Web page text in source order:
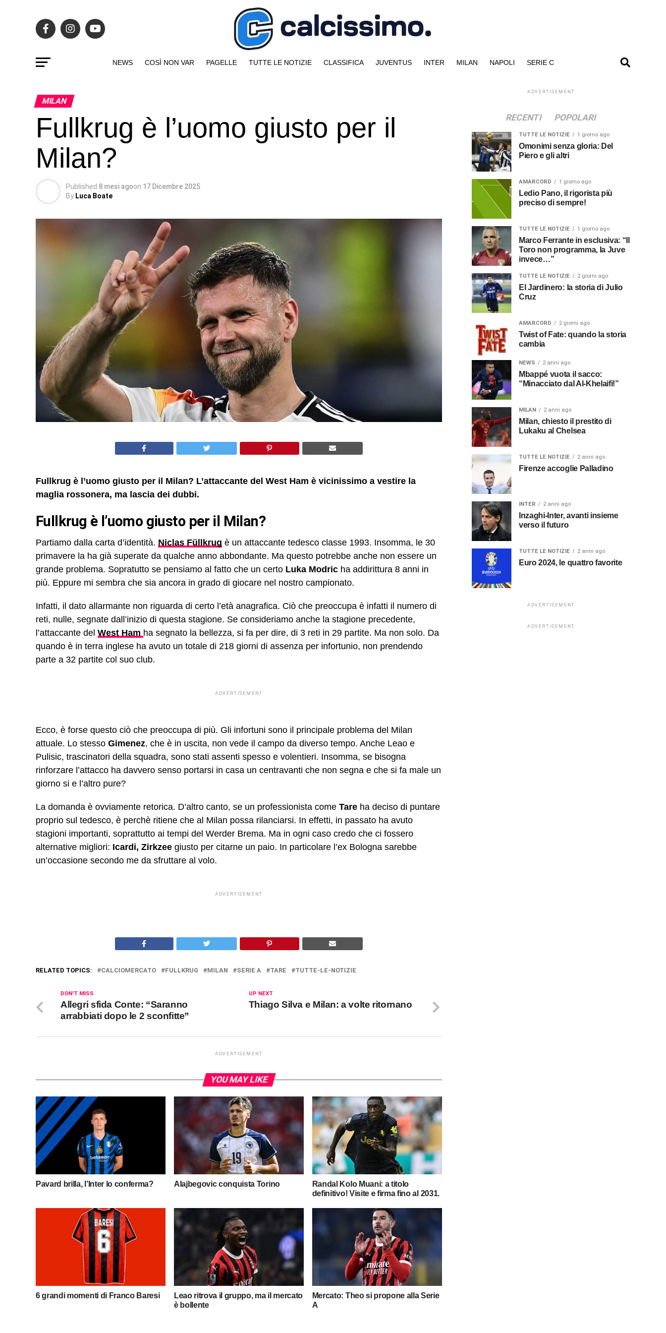
NEWS COSÌ NON VAR PAGELLE TUTTE LE NOTIZIE CLASSIFICA JUVENTUS INTER MILAN NAPOLI SERIE C
MILAN
Fullkrug è l’uomo giusto per il
Milan?
Published 8 mesi agoon 17 Dicembre 2025
By Luca Boate
Fullkrug è l’uomo giusto per il Milan? L’attaccante del West Ham è vicinissimo a vestire la
maglia rossonera, ma lascia dei dubbi.
Fullkrug è l’uomo giusto per il Milan?
Partiamo dalla carta d’identità. Niclas Füllkrug è un attaccante tedesco classe 1993. Insomma, le 30
primavere la ha già superate da qualche anno abbondante. Ma questo potrebbe anche non essere un
grande problema. Sopratutto se pensiamo al fatto che un certo Luka Modric ha addirittura 8 anni in
più. Eppure mi sembra che sia ancora in grado di giocare nel nostro campionato.
Infatti, il dato allarmante non riguarda di certo l’età anagrafica. Ciò che preoccupa è infatti il numero di
reti, nulle, segnate dall’inizio di questa stagione. Se consideriamo anche la stagione precedente,
l’attaccante del West Ham ha segnato la bellezza, si fa per dire, di 3 reti in 29 partite. Ma non solo. Da
quando è in terra inglese ha avuto un totale di 218 giorni di assenza per infortunio, non prendendo
parte a 32 partite col suo club.
ADVERTISEMENT
Ecco, è forse questo ciò che preoccupa di più. Gli infortuni sono il principale problema del Milan
attuale. Lo stesso Gimenez, che è in uscita, non vede il campo da diverso tempo. Anche Leao e
Pulisic, trascinatori della squadra, sono stati assenti spesso e volentieri. Insomma, se bisogna
rinforzare l’attacco ha davvero senso portarsi in casa un centravanti che non segna e che si fa male un
giorno si e l’altro pure?
La domanda è ovviamente retorica. D’altro canto, se un professionista come Tare ha deciso di puntare
proprio sul tedesco, è perchè ritiene che al Milan possa rilanciarsi. In effetti, in passato ha avuto
stagioni importanti, soprattutto ai tempi del Werder Brema. Ma in ogni caso credo che ci fossero
alternative migliori: Icardi, Zirkzee giusto per citarne un paio. In particolare l’ex Bologna sarebbe
un’occasione secondo me da sfruttare al volo.
ADVERTISEMENT
RELATED TOPICS: CALCIOMERCATO FULLKRUG MILAN SERIE A TARE TUTTE-LE-NOTIZIE
UP NEXT
Thiago Silva e Milan: a volte ritornano
DON'T MISS
Allegri sfida Conte: “Saranno
arrabbiati dopo le 2 sconfitte”
ADVERTISEMENT
YOU MAY LIKE
Pavard brilla, l’Inter lo conferma? Alajbegovic conquista Torino
Randal Kolo Muani: a titolo
definitivo! Visite e firma fino al 2031.
6 grandi momenti di Franco Baresi
Leao ritrova il gruppo, ma il mercato
è bollente
Mercato: Theo si propone alla Serie
A
ADVERTISEMENT
RECENTI POPOLARI
TUTTE LE NOTIZIE 1 giorno ago
Omonimi senza gloria: Del
Piero e gli altri
AMARCORD 1 giorno ago
Ledio Pano, il rigorista più
preciso di sempre!
TUTTE LE NOTIZIE 1 giorno ago
Marco Ferrante in esclusiva: “Il
Toro non programma, la Juve
invece…”
TUTTE LE NOTIZIE 2 giorni ago
El Jardinero: la storia di Julio
Cruz
AMARCORD 2 giorni ago
Twist of Fate: quando la storia
cambia
NEWS 2 anni ago
Mbappé vuota il sacco:
“Minacciato dal Al-Khelaifi!”
MILAN 2 anni ago
Milan, chiesto il prestito di
Lukaku al Chelsea
TUTTE LE NOTIZIE 2 anni ago
Firenze accoglie Palladino
INTER 2 anni ago
Inzaghi-Inter, avanti insieme
verso il futuro
TUTTE LE NOTIZIE 2 anni ago
Euro 2024, le quattro favorite
ADVERTISEMENT
ADVERTISEMENT